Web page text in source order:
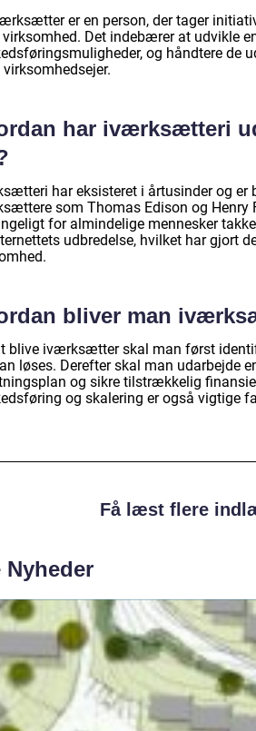
er en person, der tager
virksomhed. Det indebærer at udvikle
og håndtere de
har iværksætteri
har eksisteret i årtusinder og er
som Thomas Edison og Henry
for almindelige mennesker
udbredelse, hvilket har gjort
bliver man
blive iværksætter skal man først
løses. Derefter skal man udarbejde
og sikre tilstrækkelig
og skalering er også vigtige
Få læst flere
Nyheder